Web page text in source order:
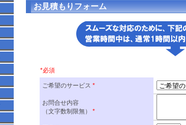
お見積もりフォーム